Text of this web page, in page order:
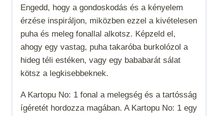
Engedd, hogy a gondoskodás és a kényelem
érzése inspiráljon, miközben ezzel a kivételesen
puha és meleg fonallal alkotsz. Képzeld el,
ahogy egy vastag, puha takaróba burkolózol a
hideg téli estéken, vagy egy bababarát sálat
kötsz a legkisebbeknek.
A Kartopu No: 1 fonal a melegség és a tartósság
ígéretét hordozza magában. A Kartopu No: 1 egy